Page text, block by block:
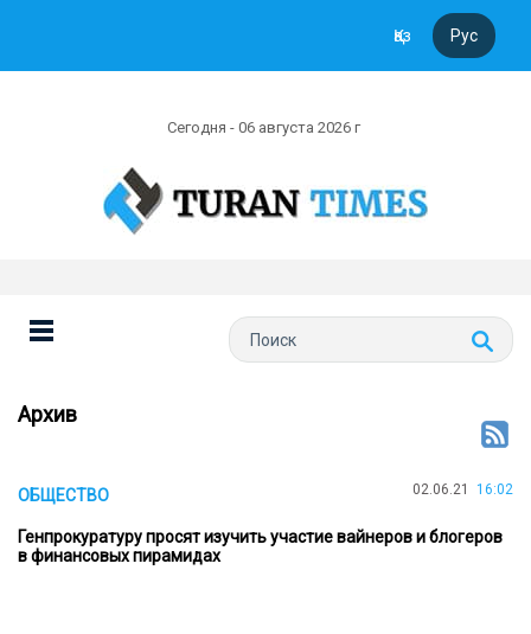
Қаз Рус
Сегодня - 06 августа 2026 г
Архив
ОБЩЕСТВО 02.06.21 16:02
Генпрокуратуру просят изучить участие вайнеров и блогеров
в финансовых пирамидах